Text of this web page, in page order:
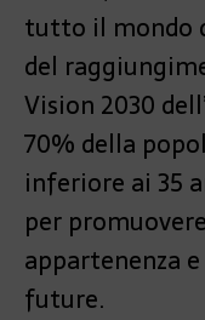
tutto il mondo
del
Vision 2030
70% della
inferiore ai 35
per
appartenenza
future.